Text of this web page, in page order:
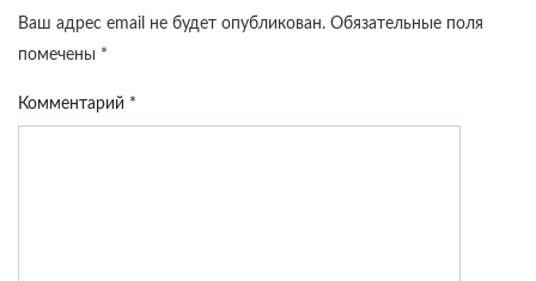
Ваш адрес email не будет опубликован. Обязательные поля
помечены *
Комментарий *